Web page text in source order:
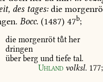
des tages:die
Bocc. (1487) 47b;
die morgenröt tt her
dringen
über berg und tiefe tal.
Uhland volksl. 177;